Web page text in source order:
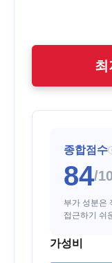
최
종합점수
84/
부가 성분은
접근하기 쉬
가성비